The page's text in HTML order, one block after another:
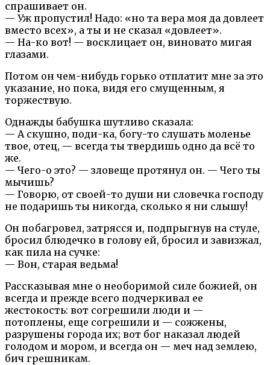
спрашивает он.
— Уж пропустил! Надо: «но та вера моя да довлеет
вместо всех», а ты и не сказал «довлеет».
— На-ко вот! — восклицает он, виновато мигая
глазами.
Потом он чем-нибудь горько отплатит мне за это
указание, но пока, видя его смущенным, я
торжествую.
Однажды бабушка шутливо сказала:
— А скушно, поди-ка, богу-то слушать моленье
твое, отец, — всегда ты твердишь одно да всё то
же.
— Чего-о это? — зловеще протянул он. — Чего ты
мычишь?
— Говорю, от своей-то души ни словечка господу
не подаришь ты никогда, сколько я ни слышу!
Он побагровел, затрясся и, подпрыгнув на стуле,
бросил блюдечко в голову ей, бросил и завизжал,
как пила на сучке:
— Вон, старая ведьма!
Рассказывая мне о необоримой силе божией, он
всегда и прежде всего подчеркивал ее
жестокость: вот согрешили люди и —
потоплены, еще согрешили и — сожжены,
разрушены города их; вот бог наказал людей
голодом и мором, и всегда он — меч над землею,
бич грешникам.